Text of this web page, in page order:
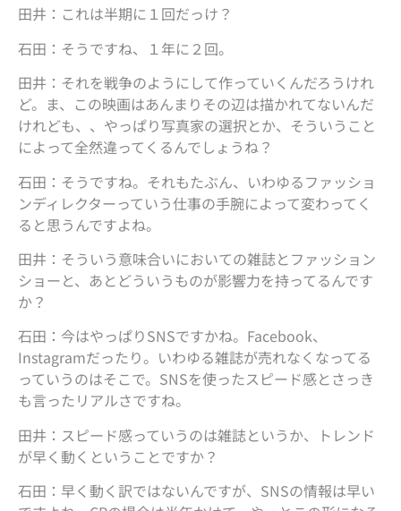
田井：これは半期に１回だっけ？
石田：そうですね、１年に２回。
田井：それを戦争のようにして作っていくんだろうけれ
ど。ま、この映画はあんまりその辺は描かれてないんだ
けれども、、やっぱり写真家の選択とか、そういうこと
によって全然違ってくるんでしょうね？
石田：そうですね。それもたぶん、いわゆるファッショ
ンディレクターっていう仕事の手腕によって変わってく
ると思うんですよね。
田井：そういう意味合いにおいての雑誌とファッション
ショーと、あとどういうものが影響力を持ってるんです
か？
石田：今はやっぱりSNSですかね。Facebook、
Instagramだったり。いわゆる雑誌が売れなくなってる
っていうのはそこで。SNSを使ったスピード感とさっき
も言ったリアルさですね。
田井：スピード感っていうのは雑誌というか、トレンド
が早く動くということですか？
石田：早く動く訳ではないんですが、SNSの情報は早い